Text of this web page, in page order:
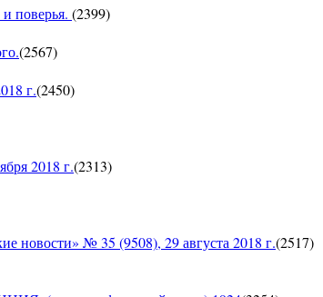
поверья. (2399)
(2567)
г.(2450)
2018 г.(2313)
№ 35 (9508), 29 августа 2018 г.(2517)